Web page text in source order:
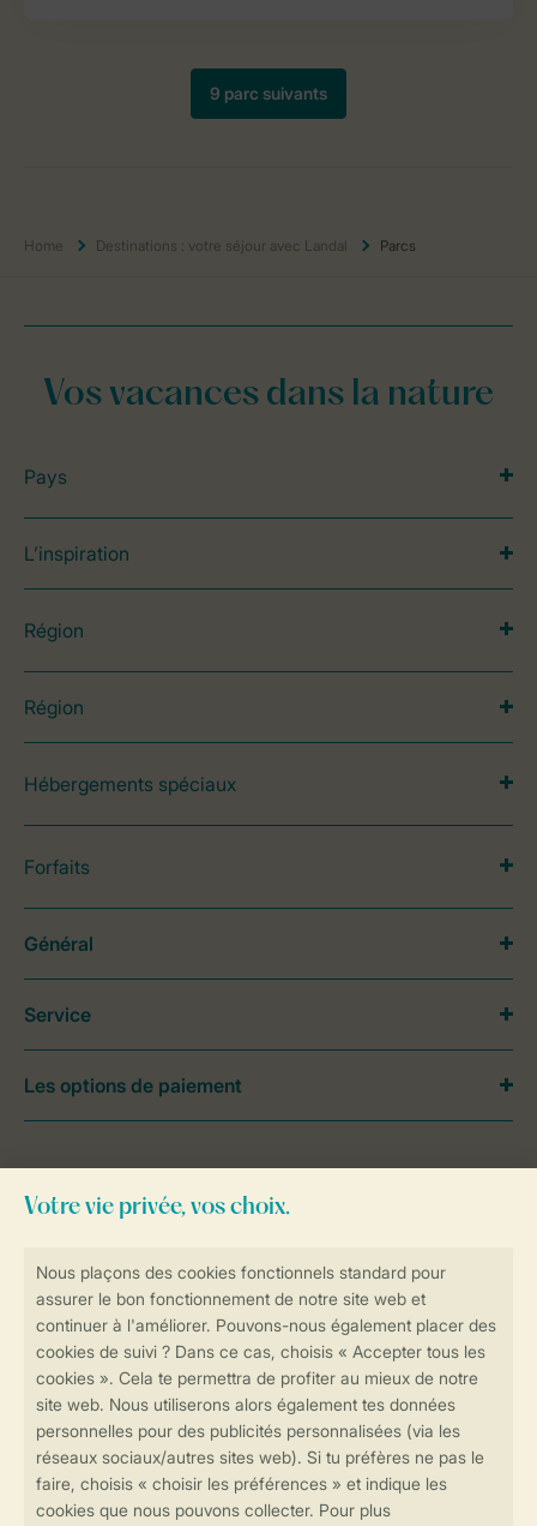
Home Destinations : votre séjour avec Landal Parcs
Réservations en ligne rapides et sécurisées
Transmission sécurisée des données
Paiement sécurisé
Vos vacances dans la nature
Pays
L’inspiration
Région
Région
Hébergements spéciaux
Forfaits
contactez notreContact Center.
Général
Service
Les options de paiement